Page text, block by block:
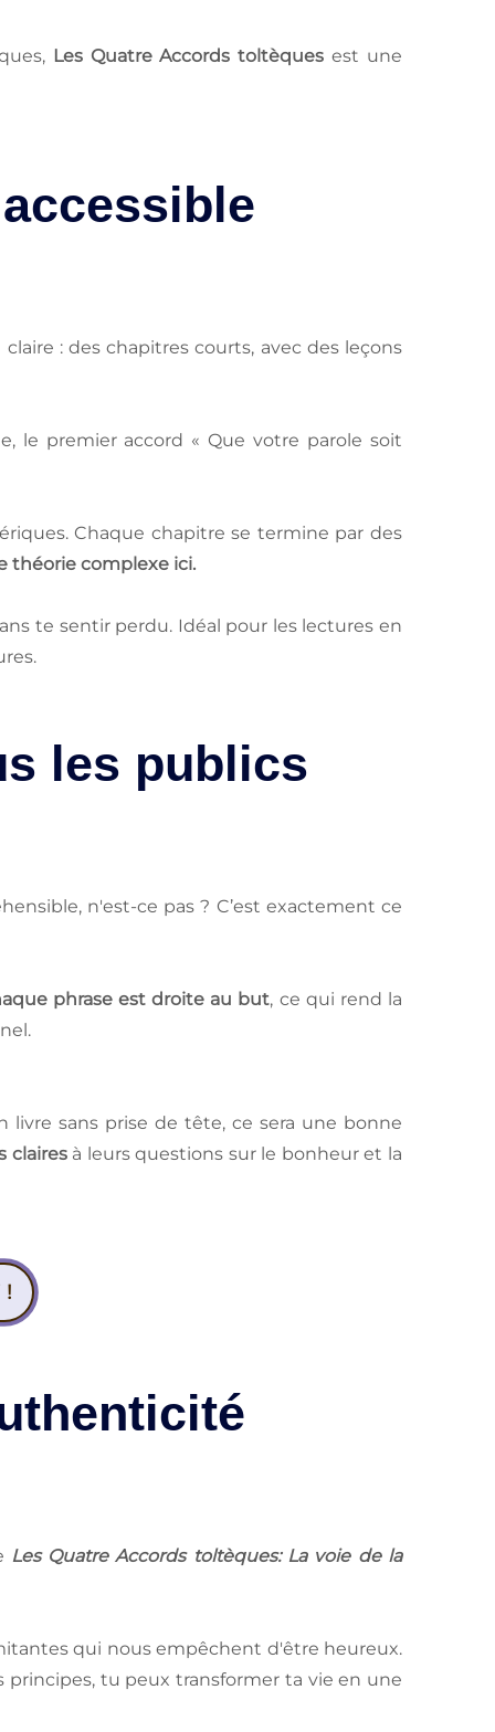
Les Quatre Accords toltèques est une
: des chapitres courts, avec des leçons
le premier accord « Que votre parole soit
Chaque chapitre se termine par des
théorie complexe ici.
te sentir perdu. Idéal pour les lectures en
les publics
n'est-ce pas ? C’est exactement ce
phrase est droite au but, ce qui rend la
sans prise de tête, ce sera une bonne
clairesà leurs questions sur le bonheur et la
!
Les Quatre Accords toltèques: La voie de la
qui nous empêchent d'être heureux.
tu peux transformer ta vie en une